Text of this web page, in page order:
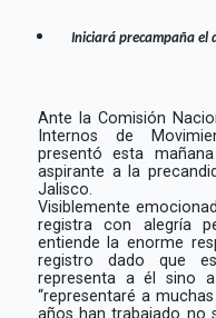
Iniciará precampaña el
Ante la Comisión
Internos de
presentó esta
aspirante a la
Jalisco.
Visiblemente
registra con alegría
entiende la enorme
registro dado que
representa a él sino
“representaré a
años han trabajado no